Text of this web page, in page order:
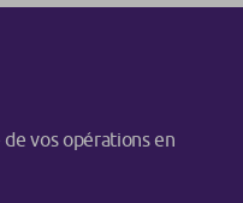
vos opérations en